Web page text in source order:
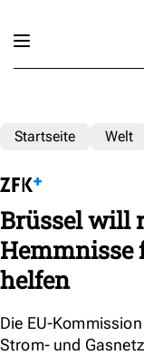
Startseite Welt
Brüssel will
Hemmnisse
helfen
Die EU-
Strom- und